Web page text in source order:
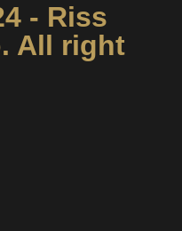
- Riss
All right